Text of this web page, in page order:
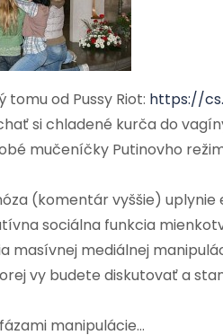
od Pussy Riot: https://
si chladené kurča do
mučeníčky Putinovho
(komentár vyššie)
sociálna funkcia
masívnej mediálnej
vy budete diskutovať a
manipulácie…